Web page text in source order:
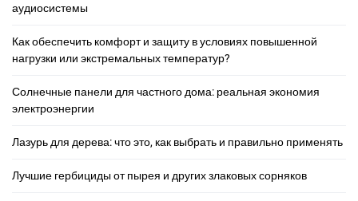
аудиосистемы
Как обеспечить комфорт и защиту в условиях повышенной
нагрузки или экстремальных температур?
Солнечные панели для частного дома: реальная экономия
электроэнергии
Лазурь для дерева: что это, как выбрать и правильно применять
Лучшие гербициды от пырея и других злаковых сорняков